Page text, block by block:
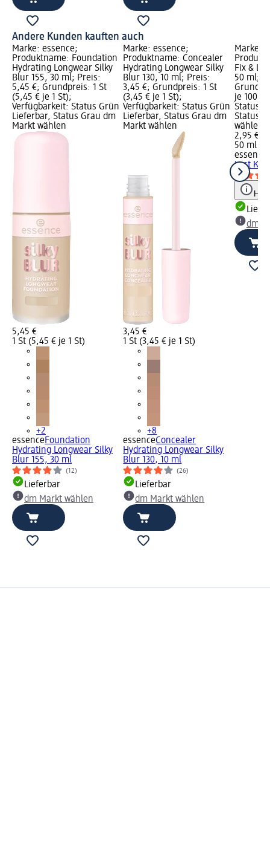
Andere Kunden kauften auch
Marke: essence;
Produktname: Foundation
Hydrating Longwear Silky
Blur 155, 30 ml; Preis:
5,45 €; Grundpreis: 1 St
(5,45 € je 1 St);
Verfügbarkeit: Status Grün
Lieferbar, Status Grau dm
Markt wählen
5,45 €
1 St (5,45 € je 1 St)
+2
essenceFoundation
Hydrating Longwear Silky
Blur 155, 30 ml
(12)
Lieferbar
dm Markt wählen
Marke: essence;
Produktname: Concealer
Hydrating Longwear Silky
Blur 130, 10 ml; Preis:
3,45 €; Grundpreis: 1 St
(3,45 € je 1 St);
Verfügbarkeit: Status Grün
Lieferbar, Status Grau dm
Markt wählen
3,45 €
1 St (3,45 € je 1 St)
+8
essenceConcealer
Hydrating Longwear Silky
Blur 130, 10 ml
(26)
Lieferbar
dm Markt wählen
Marke:
Fix &
50 ml;
je 100
Status
Status
wählen
2,95 €
50 ml
essence
Last
dm